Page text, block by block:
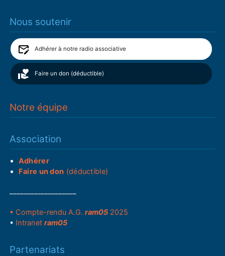
Nous soutenir
Adhérer à notre radio associative
Faire un don (déductible)
Notre équipe
Association
Adhérer
Faire un don (déductible)
• Compte-rendu A.G.ram05 2025
• Intranetram05
Partenariats